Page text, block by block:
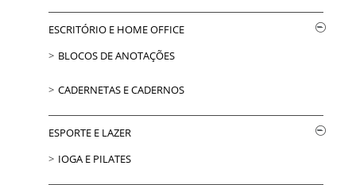
ESCRITÓRIO E HOME OFFICE
BLOCOS DE ANOTAÇÕES
CADERNETAS E CADERNOS
ESPORTE E LAZER
IOGA E PILATES